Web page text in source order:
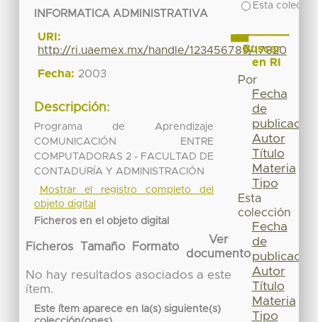
INFORMATICA ADMINISTRATIVA
URI:
http://ri.uaemex.mx/handle/123456789/17820
Fecha: 2003
Descripción:
Programa de Aprendizaje
COMUNICACIÓN ENTRE
COMPUTADORAS 2 - FACULTAD DE
CONTADURÍA Y ADMINISTRACIÓN
Mostrar el registro completo del
objeto digital
Ficheros en el objeto digital
Ficheros Tamaño Formato
Ver
documento
No hay resultados asociados a este
ítem.
Este ítem aparece en la(s) siguiente(s)
Esta
Buscar
en RI
Por
Fecha
de
publicación
Autor
Título
Materia
Tipo
Esta
colección
Fecha
de
publicación
Autor
Título
Materia
Tipo